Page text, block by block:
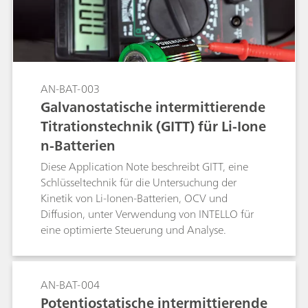
AN-BAT-003
Galvanostatische intermittierende
Titrationstechnik (GITT) für Li-Ione
n-Batterien
Diese Application Note beschreibt GITT, eine
Schlüsseltechnik für die Untersuchung der
Kinetik von Li-Ionen-Batterien, OCV und
Diffusion, unter Verwendung von INTELLO für
eine optimierte Steuerung und Analyse.
AN-BAT-004
Potentiostatische intermittierende